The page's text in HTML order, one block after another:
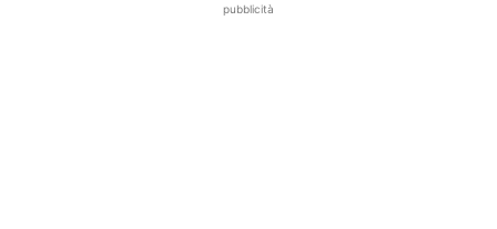
pubblicità